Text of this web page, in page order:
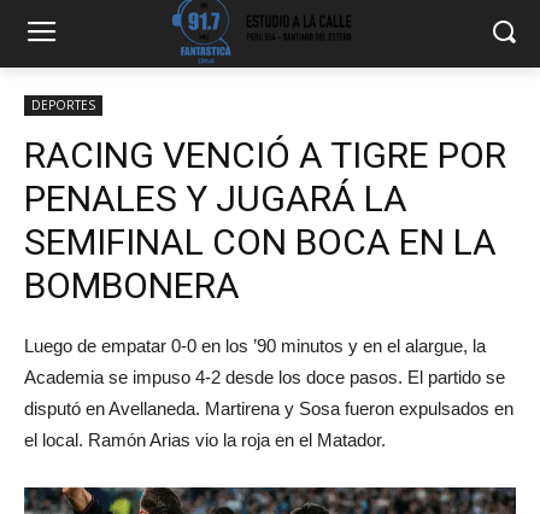
DEPORTES
RACING VENCIÓ A TIGRE POR
PENALES Y JUGARÁ LA
SEMIFINAL CON BOCA EN LA
BOMBONERA
Luego de empatar 0-0 en los ’90 minutos y en el alargue, la
Academia se impuso 4-2 desde los doce pasos. El partido se
disputó en Avellaneda. Martirena y Sosa fueron expulsados en
el local. Ramón Arias vio la roja en el Matador.